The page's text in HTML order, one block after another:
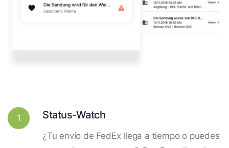
1 Status-Watch
¿Tu envío de FedEx llega a tiempo o puedes